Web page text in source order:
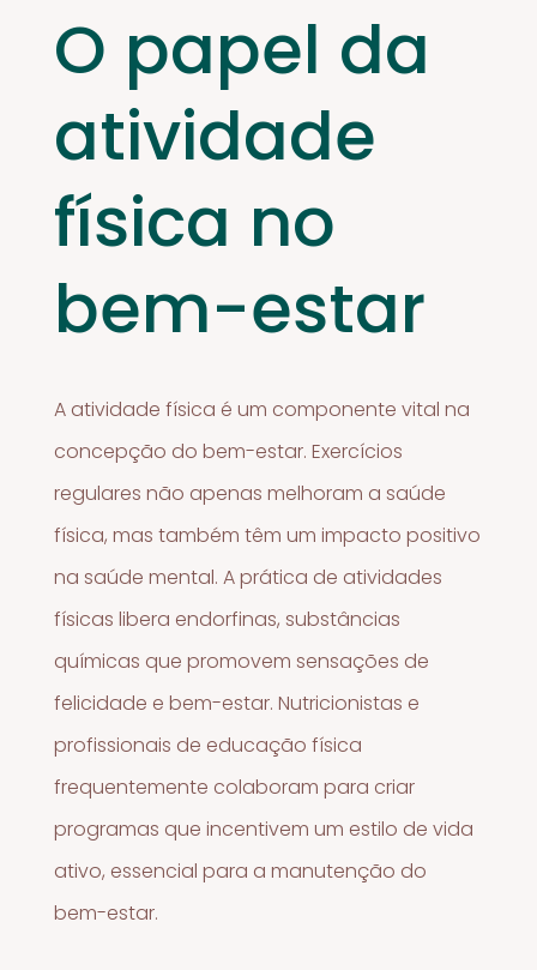
O papel da
atividade
física no
bem-estar
A atividade física é um componente vital na
concepção do bem-estar. Exercícios
regulares não apenas melhoram a saúde
física, mas também têm um impacto positivo
na saúde mental. A prática de atividades
físicas libera endorfinas, substâncias
químicas que promovem sensações de
felicidade e bem-estar. Nutricionistas e
profissionais de educação física
frequentemente colaboram para criar
programas que incentivem um estilo de vida
ativo, essencial para a manutenção do
bem-estar.